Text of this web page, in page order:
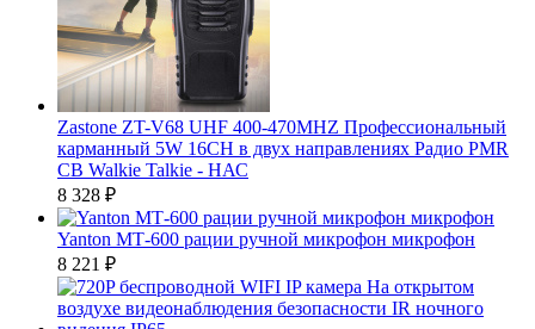
Zastone ZT-V68 UHF 400-470MHZ Профессиональный
карманный 5W 16CH в двух направлениях Радио PMR
CB Walkie Talkie - НАС
8 328 ₽
Yanton МТ-600 рации ручной микрофон микрофон
8 221 ₽